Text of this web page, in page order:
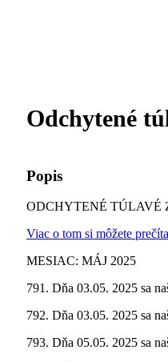
Odchytené
Popis
ODCHYTENÉ TÚLAVÉ
Viac o tom si môžete
MESIAC: MÁJ 2025
791. Dňa 03.05. 2025 sa
792. Dňa 03.05. 2025 sa
793. Dňa 05.05. 2025 sa